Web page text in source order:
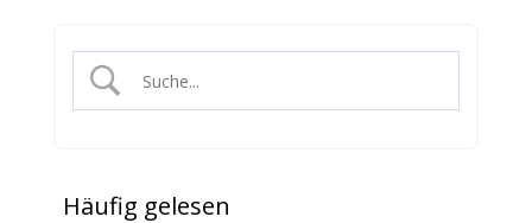
Häufig gelesen